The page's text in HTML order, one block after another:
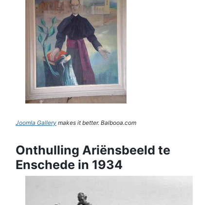
Joomla Gallery makes it better. Balbooa.com
Onthulling Ariënsbeeld te
Enschede in 1934